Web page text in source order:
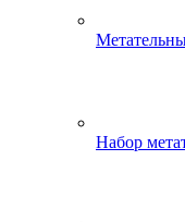
Набор